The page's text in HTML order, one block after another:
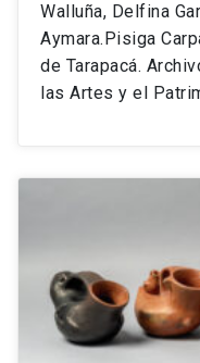
Walluña, Delfina
Aymara.Pisiga
de Tarapacá.
las Artes y el